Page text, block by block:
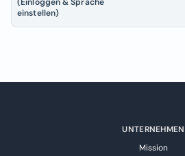
einstellen)
UNTERNEHMEN
Mission